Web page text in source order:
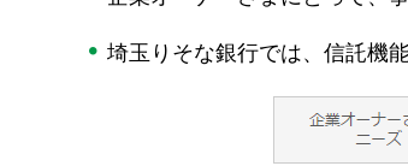
埼玉りそな銀行では、信託機